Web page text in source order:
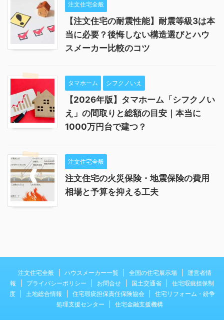
注文住宅全般
【注文住宅の耐震性能】耐震等級3は本
当に必要？後悔しない構造選びとハウ
スメーカー比較のコツ
タマホーム シフクノいえ
【2026年版】タマホーム「シフクノい
え」の間取りと総額の目安｜本当に
1000万円台で建つ？
注文住宅全般
注文住宅の火災保険・地震保険の費用
相場と予算を抑える工夫
注文住宅全般 ハウスメーカー一覧 全国の住宅展示場
運営者情
報
プライバシーポリシー お問合せ 国土交通省
住宅瑕疵担保制
度
土地総合情報 住宅瑕疵担保責任保険協会
住宅リフォーム・紛争
処理支援センター
住宅金融支援機構